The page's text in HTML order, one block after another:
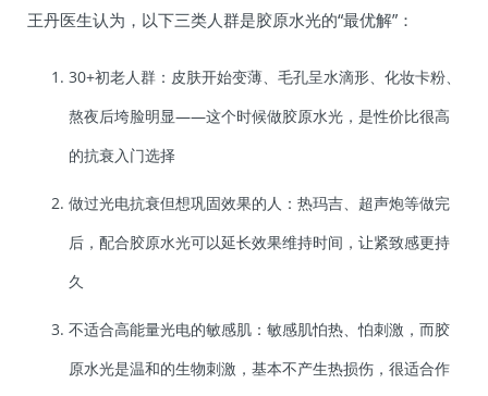
王丹医生认为，以下三类人群是胶原水光的“最优解”：
30+初老人群：皮肤开始变薄、毛孔呈水滴形、化妆卡粉、
熬夜后垮脸明显——这个时候做胶原水光，是性价比很高
的抗衰入门选择
做过光电抗衰但想巩固效果的人：热玛吉、超声炮等做完
后，配合胶原水光可以延长效果维持时间，让紧致感更持
久
不适合高能量光电的敏感肌：敏感肌怕热、怕刺激，而胶
原水光是温和的生物刺激，基本不产生热损伤，很适合作